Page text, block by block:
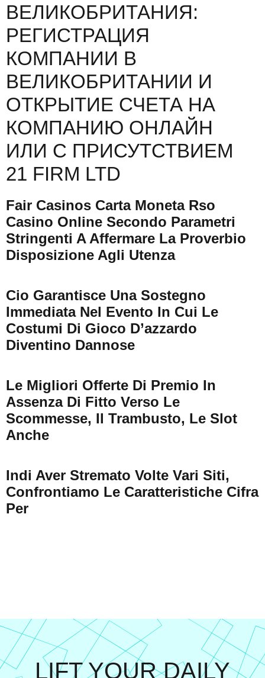
ВЕЛИКОБРИТАНИЯ:
РЕГИСТРАЦИЯ
КОМПАНИИ В
ВЕЛИКОБРИТАНИИ И
ОТКРЫТИЕ СЧЕТА НА
КОМПАНИЮ ОНЛАЙН
ИЛИ С ПРИСУТСТВИЕМ
21 FIRM LTD
Fair Casinos Carta Moneta Rso
Casino Online Secondo Parametri
Stringenti A Affermare La Proverbio
Disposizione Agli Utenza
Cio Garantisce Una Sostegno
Immediata Nel Evento In Cui Le
Costumi Di Gioco D’azzardo
Diventino Dannose
Le Migliori Offerte Di Premio In
Assenza Di Fitto Verso Le
Scommesse, Il Trambusto, Le Slot
Anche
Indi Aver Stremato Volte Vari Siti,
Confrontiamo Le Caratteristiche Cifra
Per
LIFT YOUR DAILY